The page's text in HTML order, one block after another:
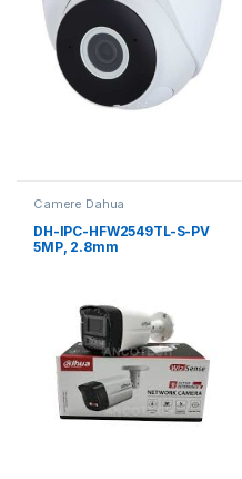
Camere Dahua
DH-IPC-HFW2549TL-S-PV
5MP, 2.8mm